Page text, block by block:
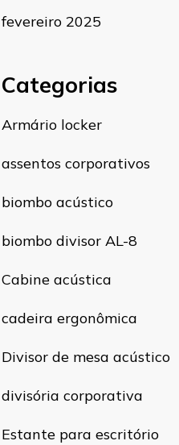
fevereiro 2025
Categorias
Armário locker
assentos corporativos
biombo acústico
biombo divisor AL-8
Cabine acústica
cadeira ergonômica
Divisor de mesa acústico
divisória corporativa
Estante para escritório